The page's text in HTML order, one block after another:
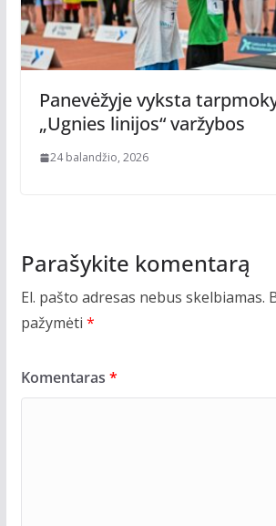
Panevėžyje vyksta
„Ugnies linijos“ varžybos
24 balandžio, 2026
Parašykite komentarą
El. pašto adresas nebus skelbiamas.
pažymėti *
Komentaras *